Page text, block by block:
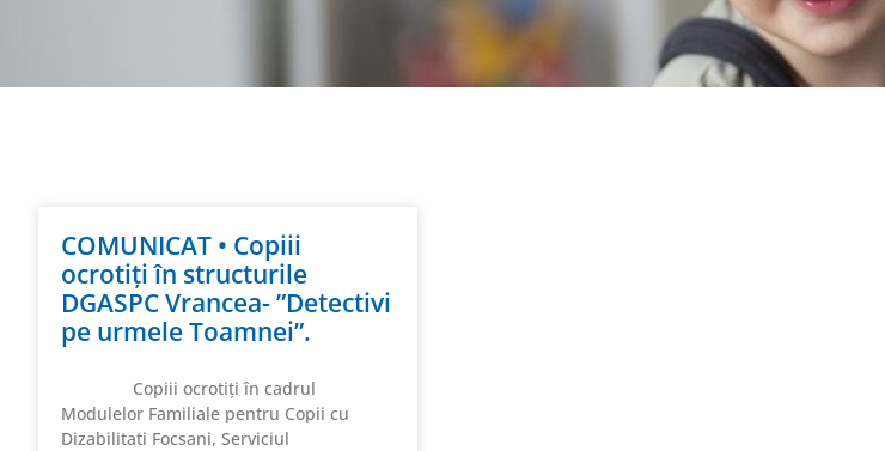
COMUNICAT • Copiii
ocrotiți în structurile
DGASPC Vrancea- ”Detectivi
pe urmele Toamnei”.
Copiii ocrotiți în cadrul
Modulelor Familiale pentru Copii cu
Dizabilitati Focsani, Serviciul